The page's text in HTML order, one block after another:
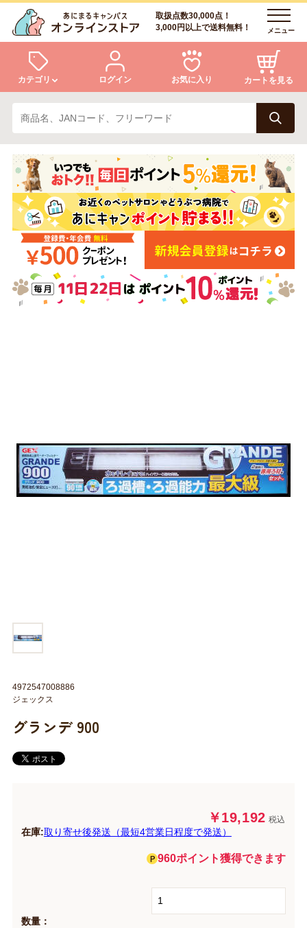
取扱点数30,000点！
3,000円以上で送料無料！
メニュー
カテゴリ
犬 猫
小動物・鳥 アクア・爬虫類・昆虫
ドッグフード キャットフード
美容・ケア用品 服・おさんぽ用品
ログイン お気に入り カートを見る
ログイン
会員登録
あにまるキャンパスについて
アフターサービス
商品リクエスト
グランデ 900
￥19,192 税込
在庫:取り寄せ後発送（最短4営業日程度で発送）
960ポイント獲得できます
数量：
4972547008886
ジェックス